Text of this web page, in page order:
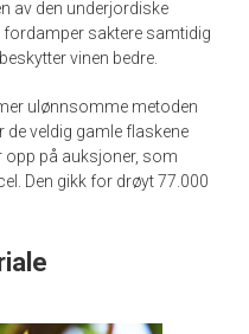
av den underjordiske
fordamper saktere samtidig
vinen bedre.
ulønnsomme metoden
veldig gamle flaskene
opp på auksjoner, som
Den gikk for drøyt 77.000